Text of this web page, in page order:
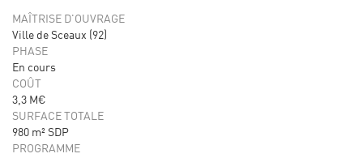
MAÎTRISE D'OUVRAGE
Ville de Sceaux (92)
PHASE
En cours
COÛT
3,3 M€
SURFACE TOTALE
980 m² SDP
PROGRAMME